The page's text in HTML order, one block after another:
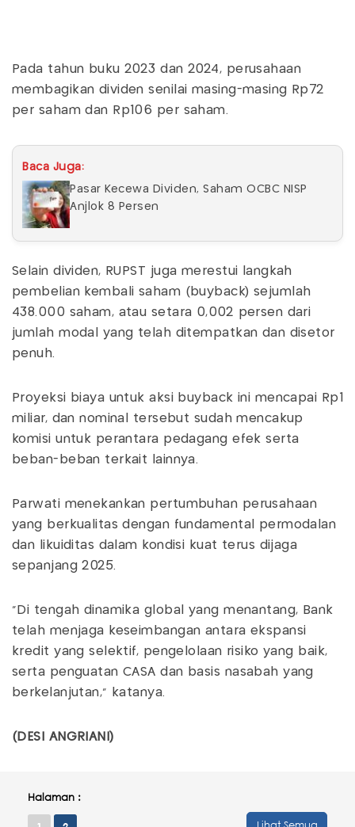
Pada tahun buku 2023 dan 2024, perusahaan
membagikan dividen senilai masing-masing Rp72
per saham dan Rp106 per saham.
Baca Juga:
Pasar Kecewa Dividen, Saham OCBC NISP
Anjlok 8 Persen
Selain dividen, RUPST juga merestui langkah
pembelian kembali saham (buyback) sejumlah
438.000 saham, atau setara 0,002 persen dari
jumlah modal yang telah ditempatkan dan disetor
penuh.
Proyeksi biaya untuk aksi buyback ini mencapai Rp1
miliar, dan nominal tersebut sudah mencakup
komisi untuk perantara pedagang efek serta
beban-beban terkait lainnya.
Parwati menekankan pertumbuhan perusahaan
yang berkualitas dengan fundamental permodalan
dan likuiditas dalam kondisi kuat terus dijaga
sepanjang 2025.
"Di tengah dinamika global yang menantang, Bank
telah menjaga keseimbangan antara ekspansi
kredit yang selektif, pengelolaan risiko yang baik,
serta penguatan CASA dan basis nasabah yang
berkelanjutan," katanya.
(DESI ANGRIANI)
Halaman :